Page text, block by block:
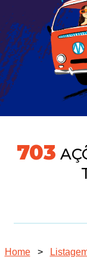
760
Home >